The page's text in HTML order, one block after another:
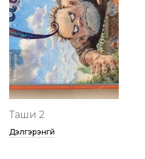
Таши 2
Дэлгэрэнгүй